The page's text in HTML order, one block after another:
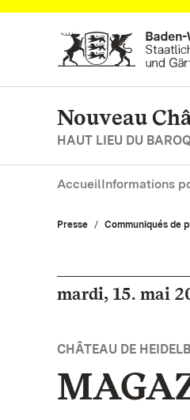
Vers la page d’accueil
Nouveau
HAUT LIEU DU
AccueilInformations
Presse Communiqués de
mardi, 15. mai
CHÂTEAU DE